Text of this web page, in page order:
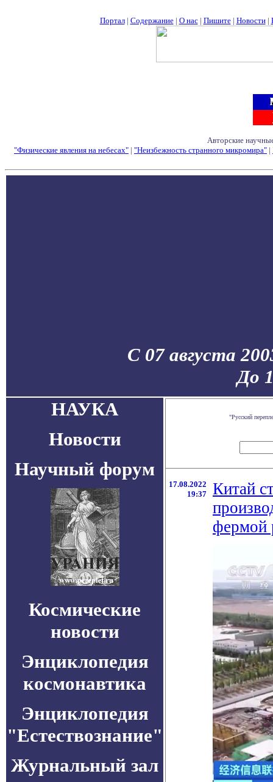
Портал| Содержание| О нас| Пишите| Новости|
Авторские
"Физические явления на небесах" | "Неизбежность странного микромира" |
С 07 августа
До
НАУКА
Новости
Научный форум
Космические
новости
Энциклопедия
космонавтика
Энциклопедия
"Естествознание"
Журнальный зал
"Русский
17.08.2022
19:37
Китай
фермой